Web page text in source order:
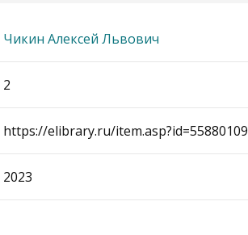
Чикин Алексей Львович
2
https://elibrary.ru/item.asp?id=55880109
2023